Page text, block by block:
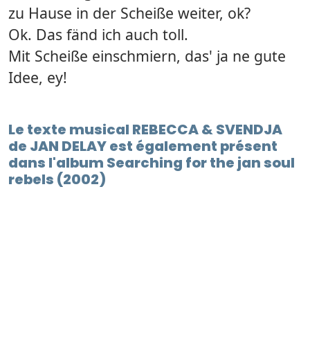
zu Hause in der Scheiße weiter, ok?
Ok. Das fänd ich auch toll.
Mit Scheiße einschmiern, das' ja ne gute
Idee, ey!
Le texte musical REBECCA & SVENDJA
de JAN DELAY est également présent
dans l'album Searching for the jan soul
rebels (2002)